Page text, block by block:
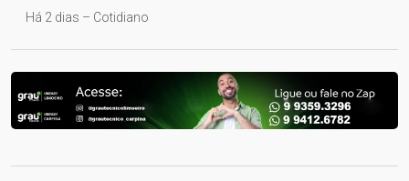
Há 2 dias – Cotidiano